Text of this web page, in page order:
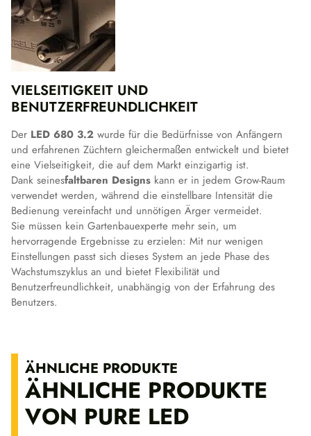
VIELSEITIGKEIT UND
BENUTZERFREUNDLICHKEIT
Der LED 680 3.2 wurde für die Bedürfnisse von Anfängern
und erfahrenen Züchtern gleichermaßen entwickelt und bietet
eine Vielseitigkeit, die auf dem Markt einzigartig ist.
Dank seinesfaltbaren Designs kann er in jedem Grow-Raum
verwendet werden, während die einstellbare Intensität die
Bedienung vereinfacht und unnötigen Ärger vermeidet.
Sie müssen kein Gartenbauexperte mehr sein, um
hervorragende Ergebnisse zu erzielen: Mit nur wenigen
Einstellungen passt sich dieses System an jede Phase des
Wachstumszyklus an und bietet Flexibilität und
Benutzerfreundlichkeit, unabhängig von der Erfahrung des
Benutzers.
ÄHNLICHE PRODUKTE
ÄHNLICHE PRODUKTE
VON PURE LED